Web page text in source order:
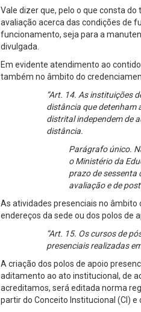
Vale dizer que, pelo o que consta
avaliação acerca das condições de
funcionamento, seja para a
divulgada.
Em evidente atendimento ao
também no âmbito do
“Art. 14. As instituições
distância que detenham
distrital independem de
distância.
Parágrafo único.
o Ministério da
prazo de sessenta
avaliação e de
As atividades presenciais no âmbito
endereços da sede ou dos polos de
“Art. 15. Os cursos de
presenciais realizadas
A criação dos polos de apoio
aditamento ao ato institucional, de
acreditamos, será editada norma
partir do Conceito Institucional (CI) e